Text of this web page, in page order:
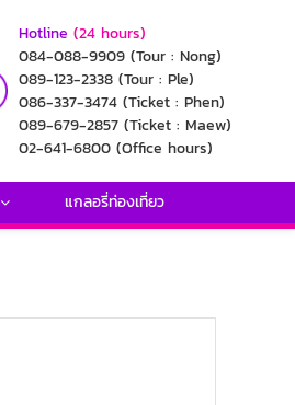
Hotline (24 hours)
084-088-9909 (Tour : Nong)
089-123-2338 (Tour : Ple)
086-337-3474 (Ticket : Phen)
089-679-2857 (Ticket : Maew)
02-641-6800 (Office hours)
แกลอรี่ท่องเที่ยว